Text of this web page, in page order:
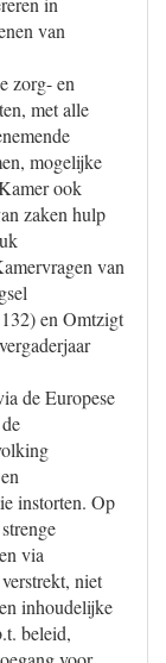
van
zorg- en
met alle
mogelijke
ook
zaken hulp
van
en Omtzigt
de Europese
instorten. Op
via
niet
inhoudelijke
beleid,